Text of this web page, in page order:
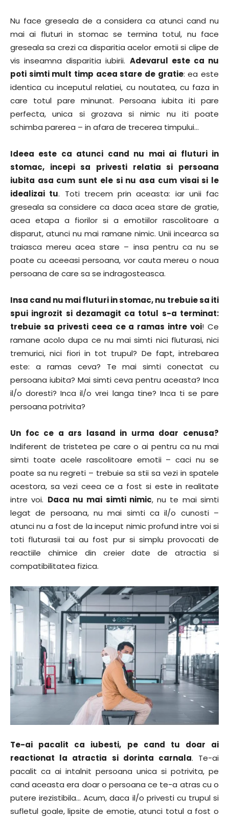
Nu face greseala de a considera ca atunci cand nu
mai ai fluturi in stomac se termina totul, nu face
greseala sa crezi ca disparitia acelor emotii si clipe de
vis inseamna disparitia iubirii. Adevarul este ca nu
poti simti mult timp acea stare de gratie: ea este
identica cu inceputul relatiei, cu noutatea, cu faza in
care totul pare minunat. Persoana iubita iti pare
perfecta, unica si grozava si nimic nu iti poate
schimba parerea – in afara de trecerea timpului…
Ideea este ca atunci cand nu mai ai fluturi in
stomac, incepi sa privesti relatia si persoana
iubita asa cum sunt ele si nu asa cum visai si le
idealizai tu. Toti trecem prin aceasta: iar unii fac
greseala sa considere ca daca acea stare de gratie,
acea etapa a fiorilor si a emotiilor rascolitoare a
disparut, atunci nu mai ramane nimic. Unii incearca sa
traiasca mereu acea stare – insa pentru ca nu se
poate cu aceeasi persoana, vor cauta mereu o noua
persoana de care sa se indragosteasca.
Insa cand nu mai fluturi in stomac, nu trebuie sa iti
spui ingrozit si dezamagit ca totul s-a terminat:
trebuie sa privesti ceea ce a ramas intre voi! Ce
ramane acolo dupa ce nu mai simti nici fluturasi, nici
tremurici, nici fiori in tot trupul? De fapt, intrebarea
este: a ramas ceva? Te mai simti conectat cu
persoana iubita? Mai simti ceva pentru aceasta? Inca
il/o doresti? Inca il/o vrei langa tine? Inca ti se pare
persoana potrivita?
Un foc ce a ars lasand in urma doar cenusa?
Indiferent de tristetea pe care o ai pentru ca nu mai
simti toate acele rascolitoare emotii – caci nu se
poate sa nu regreti – trebuie sa stii sa vezi in spatele
acestora, sa vezi ceea ce a fost si este in realitate
intre voi. Daca nu mai simti nimic, nu te mai simti
legat de persoana, nu mai simti ca il/o cunosti –
atunci nu a fost de la inceput nimic profund intre voi si
toti fluturasii tai au fost pur si simplu provocati de
reactiile chimice din creier date de atractia si
compatibilitatea fizica.
Te-ai pacalit ca iubesti, pe cand tu doar ai
reactionat la atractia si dorinta carnala. Te-ai
pacalit ca ai intalnit persoana unica si potrivita, pe
cand aceasta era doar o persoana ce te-a atras cu o
putere irezistibila… Acum, daca il/o privesti cu trupul si
sufletul goale, lipsite de emotie, atunci totul a fost o